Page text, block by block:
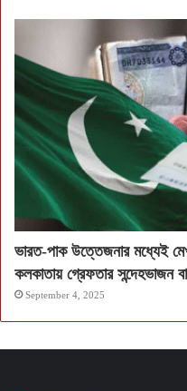
ভারত-পাক উত্তেজনার মধ্যেই
কলকাতায় গ্রেফতার সন্দেহভাজন
September 4, 2025